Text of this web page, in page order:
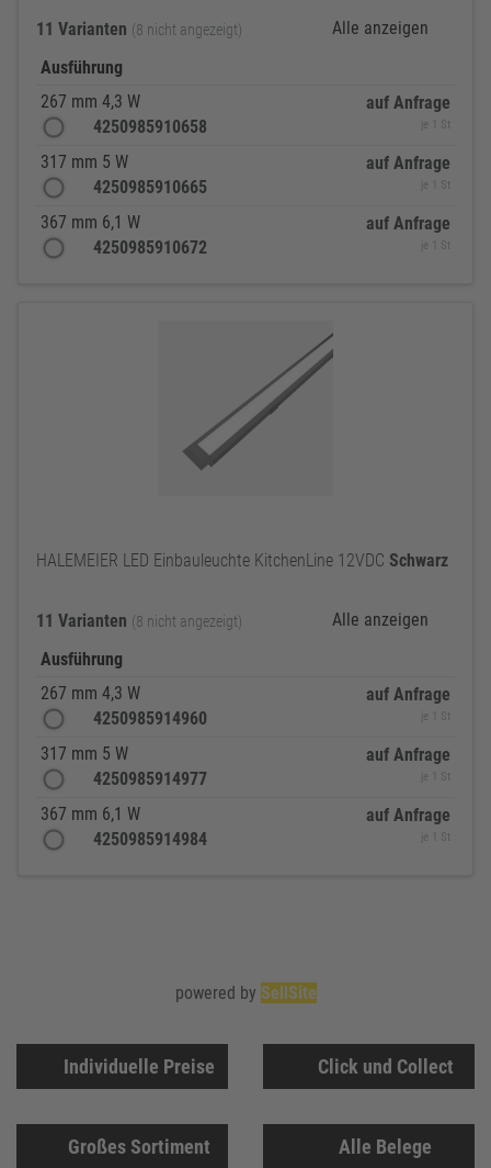
11 Varianten (8 nicht angezeigt)
Alle anzeigen
Ausführung
267 mm 4,3 W
4250985910658
auf Anfrage
je 1 St
317 mm 5 W
4250985910665
auf Anfrage
je 1 St
367 mm 6,1 W
4250985910672
auf Anfrage
je 1 St
HALEMEIER LED Einbauleuchte KitchenLine 12VDC Schwarz
11 Varianten (8 nicht angezeigt)
Alle anzeigen
Ausführung
267 mm 4,3 W
4250985914960
auf Anfrage
je 1 St
317 mm 5 W
4250985914977
auf Anfrage
je 1 St
367 mm 6,1 W
4250985914984
auf Anfrage
je 1 St
Individuelle Preise Click und Collect
Großes Sortiment Alle Belege
powered by SellSite